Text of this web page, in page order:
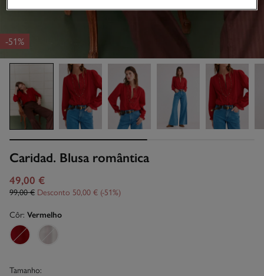
-51%
Caridad. Blusa romântica
49,00 €
99,00 € Desconto 50,00 € 51
Côr: Vermelho
Tamanho: